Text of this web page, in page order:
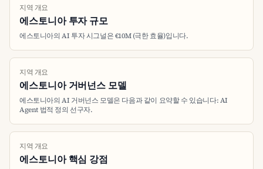
지역 개요
에스토니아 투자 규모
에스토니아의 AI 투자 시그널은 €10M (극한 효율)입니다.
지역 개요
에스토니아 거버넌스 모델
에스토니아의 AI 거버넌스 모델은 다음과 같이 요약할 수 있습니다: AI
Agent 법적 정의 선구자.
지역 개요
에스토니아 핵심 강점